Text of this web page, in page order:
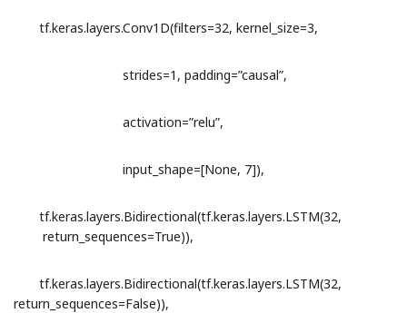
tf.keras.layers.Conv1D(filters=32, kernel_size=3,
strides=1, padding=”causal”,
activation=”relu”,
input_shape=[None, 7]),
tf.keras.layers.Bidirectional(tf.keras.layers.LSTM(32,
return_sequences=True)),
tf.keras.layers.Bidirectional(tf.keras.layers.LSTM(32,
return_sequences=False)),